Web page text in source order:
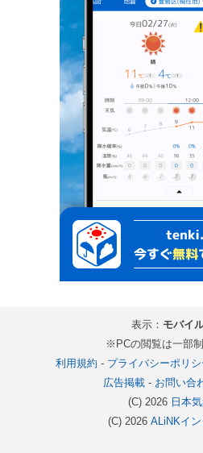
表示： モバイ
※PCの閲覧は一部
利用規約 - プライバシーポリシ
広告掲載- お問い合
(C) 2026 日本
(C) 2026 ALiNKイン